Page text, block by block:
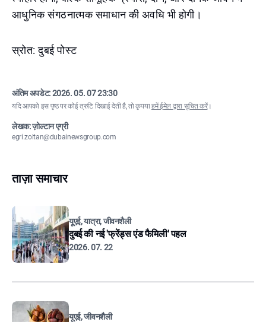
आधुनिक संगठनात्मक समाधान की अवधि भी होगी।
स्रोत: दुबई पोस्ट
अंतिम अपडेट:2026. 05. 07 23:30
यदि आपको इस पृष्ठ पर कोई त्रुटि दिखाई देती है, तो कृपयाहमें ईमेल द्वारा सूचित करें।
लेखक: ज़ोल्टान एग्री
egri.zoltan@dubainewsgroup.com
ताज़ा समाचार
यूएई, यात्रा, जीवनशैली
दुबई की नई 'फ्रेंड्स एंड फैमिली' पहल
2026. 07. 22
यूएई, जीवनशैली